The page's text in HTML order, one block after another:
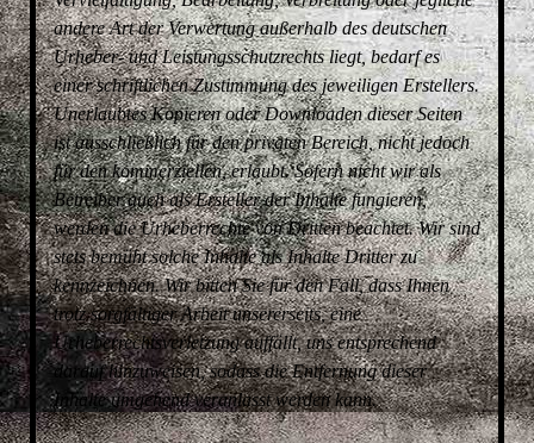
andere Art der Verwertung außerhalb des deutschen
Urheber- und Leistungsschutzrechts liegt, bedarf es
einer schriftlichen Zustimmung des jeweiligen Erstellers.
Unerlaubtes Kopieren oder Downloaden dieser Seiten
ist ausschließlich für den privaten Bereich, nicht jedoch
für den kommerziellen, erlaubt. Sofern nicht wir als
Betreiber auch als Ersteller der Inhalte fungieren,
werden die Urheberrechte von Dritten beachtet. Wir sind
stets bemüht solche Inhalte als Inhalte Dritter zu
kennzeichnen. Wir bitten Sie für den Fall, dass Ihnen
trotz sorgfältiger Arbeit unsererseits, eine
Urheberrechtsverletzung auffällt, uns entsprechend
darauf hinzuweisen, sodass die Entfernung dieser
Inhalte umgehend veranlasst werden kann.